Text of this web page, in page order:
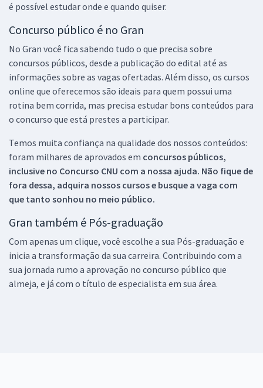
é possível estudar onde e quando quiser.
Concurso público é no Gran
No Gran você fica sabendo tudo o que precisa sobre
concursos públicos, desde a publicação do edital até as
informações sobre as vagas ofertadas. Além disso, os cursos
online que oferecemos são ideais para quem possui uma
rotina bem corrida, mas precisa estudar bons conteúdos para
o concurso que está prestes a participar.
Temos muita confiança na qualidade dos nossos conteúdos:
foram milhares de aprovados em concursos públicos,
inclusive no Concurso CNU com a nossa ajuda. Não fique de
fora dessa, adquira nossos cursos e busque a vaga com
que tanto sonhou no meio público.
Gran também é Pós-graduação
Com apenas um clique, você escolhe a sua Pós-graduação e
inicia a transformação da sua carreira. Contribuindo com a
sua jornada rumo a aprovação no concurso público que
almeja, e já com o título de especialista em sua área.